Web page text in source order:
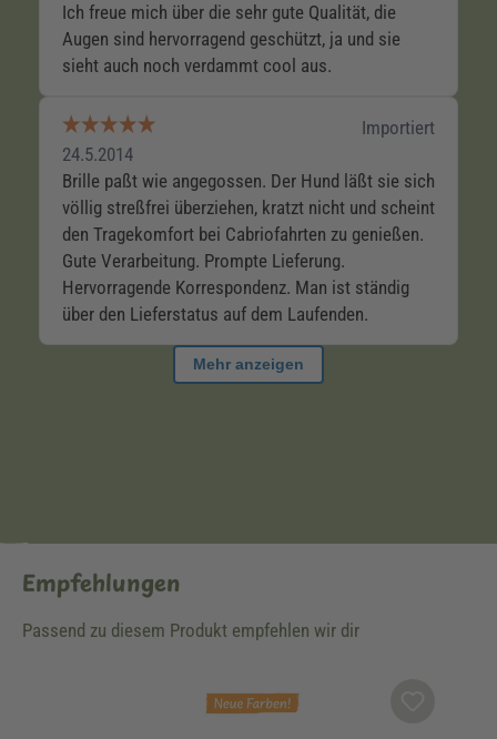
Empfehlungen
Passend zu diesem Produkt empfehlen wir dir